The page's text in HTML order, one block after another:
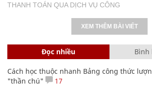
THANH TOÁN QUA DỊCH VỤ CÔNG
XEM THÊM BÀI VIẾT
Đọc nhiều Bình
Cách học thuộc nhanh Bảng công thức
"thần chú"
17